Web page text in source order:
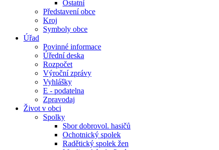
Ostatní
Představení obce
Kroj
Symboly obce
Úřad
Povinné informace
Úřední deska
Rozpočet
Výroční zprávy
Vyhlášky
E - podatelna
Zpravodaj
Život v obci
Spolky
Sbor dobrovol. hasičů
Ochotnický spolek
Radětický spolek žen